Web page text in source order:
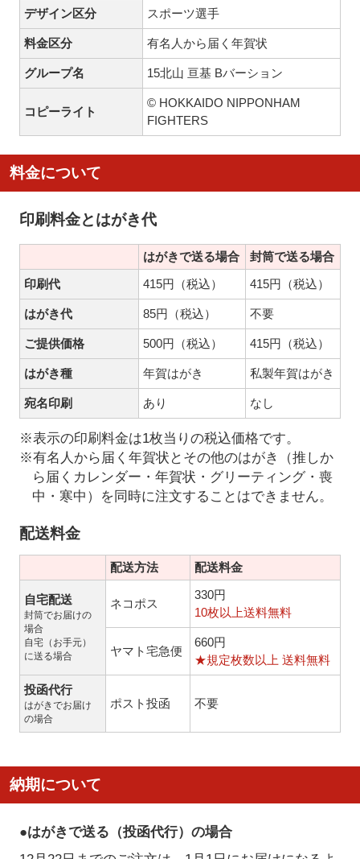
デザイン区分 スポーツ選手
料金区分 有名人から届く年賀状
グループ名 15北山 亘基 Bバーション
コピーライト
© HOKKAIDO NIPPONHAM
FIGHTERS
料金について
印刷料金とはがき代
はがきで送る場合
封筒で送る場合
印刷代
415円（税込） 415円（税込）
はがき代 85円（税込） 不要
ご提供価格 500円（税込） 415円（税込）
はがき種 年賀はがき 私製年賀はがき
宛名印刷 あり なし
※表示の印刷料金は1枚当りの税込価格です。
※有名人から届く年賀状とその他のはがき（推しか
ら届くカレンダー・年賀状・グリーティング・喪
中・寒中）を同時に注文することはできません。
配送料金
配送方法 配送料金
自宅配送
封筒でお届けの
場合
自宅（お手元）
に送る場合
ネコポス
330円
10枚以上送料無料
ヤマト宅急便
660円
★規定枚数以上 送料無料
投函代行
はがきでお届け
の場合
ポスト投函 不要
納期について
●はがきで送る（投函代行）の場合